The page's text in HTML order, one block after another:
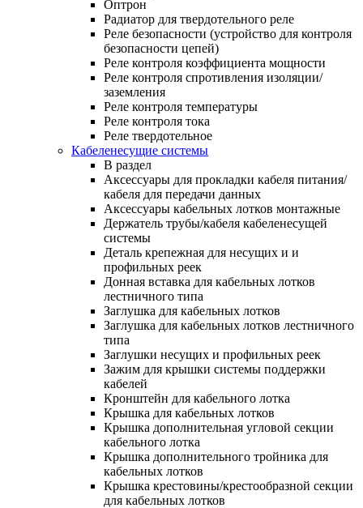
Оптрон
Радиатор для твердотельного реле
Реле безопасности (устройство для контроля
безопасности цепей)
Реле контроля коэффициента мощности
Реле контроля спротивления изоляции/
заземления
Реле контроля температуры
Реле контроля тока
Реле твердотельное
Кабеленесущие системы
В раздел
Аксессуары для прокладки кабеля питания/
кабеля для передачи данных
Аксессуары кабельных лотков монтажные
Держатель трубы/кабеля кабеленесущей
системы
Деталь крепежная для несущих и и
профильных реек
Донная вставка для кабельных лотков
лестничного типа
Заглушка для кабельных лотков
Заглушка для кабельных лотков лестничного
типа
Заглушки несущих и профильных реек
Зажим для крышки системы поддержки
кабелей
Кронштейн для кабельного лотка
Крышка для кабельных лотков
Крышка дополнительная угловой секции
кабельного лотка
Крышка дополнительного тройника для
кабельных лотков
Крышка крестовины/крестообразной секции
для кабельных лотков